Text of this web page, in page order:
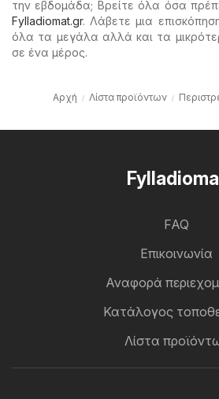
την εβδομάδα; Βρείτε όλα όσα
Fylladiomat.gr. Λάβετε μια
όλα τα μεγάλα αλλά και τα
σε ένα μέρος.
Αρχή Λίστα προϊόντων
FAQ
Επικοινωνία
Αναφορά
Κατάλογος
Λίστα